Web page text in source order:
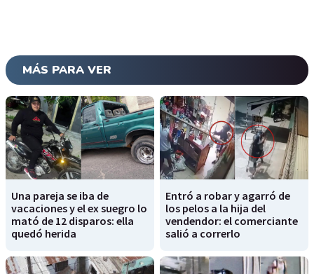
MÁS PARA VER
Una pareja se iba de
vacaciones y el ex suegro lo
mató de 12 disparos: ella
quedó herida
Entró a robar y agarró de
los pelos a la hija del
vendendor: el comerciante
salió a correrlo